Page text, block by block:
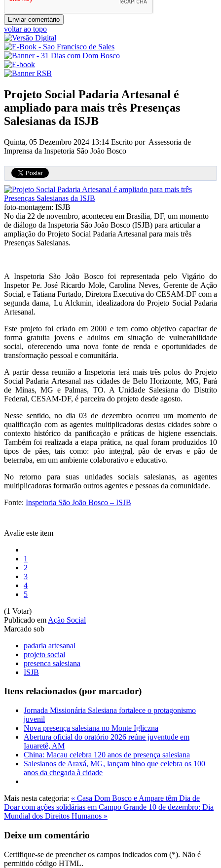
voltar ao topo
Projeto Social Padaria Artesanal é
ampliado para mais três Presenças
Salesianas da ISJB
Quinta, 05 Dezembro 2024 13:14 Escrito por Assessoria de
Imprensa da Inspetoria São João Bosco
foto-montagem: ISJB
No dia 22 de novembro, aconteceu em Brasília, DF, um momento
de diálogo da Inspetoria São João Bosco (ISJB) para articular a
ampliação do Projeto Social Padaria Artesanal para mais três
Presenças Salesianas.
A Inspetoria São João Bosco foi representada pelo Vigário do
Inspetor Pe. José Ricardo Mole, Carolina Neves, Gerente de Ação
Social, e Tatiana Furtado, Diretora Executiva do CESAM-DF com a
segunda dama, Lu Alckmin, idealizadora do Projeto Social Padaria
Artesanal.
Este projeto foi criado em 2000 e tem como objetivo capacitar de
forma gratuita jovens e adultos em situação de vulnerabilidade
social, oferecendo uma nova fonte de renda e oportunidades de
transformação pessoal e comunitária.
A partir dessa reunião a Inspetoria terá mais três polos do Projeto
Social Padaria Artesanal nas cidades de Belo Horizonte, MG, Pará
de Minas, MG e Palmas, TO. A Unidade Salesiana do Distrito
Federal, CESAM-DF, é parceira do projeto desde agosto.
Nesse sentido, no dia 03 de dezembro ocorreu um momento de
qualificação com as agentes multiplicadoras destas cidades sobre o
contexto histórico da panificação e práticas de higiene essenciais.
Também foi realizada a etapa prática, na qual foram produzidos 10
tipos de pães, tais como: pão integral, pão de ervas e pão de
beterraba, em um ambiente colaborativo e educativo.
No retorno para suas unidades sociais salesianas, as agentes
multiplicadoras formarão outros agentes e pessoas da comunidade.
Fonte: Inspetoria São João Bosco – ISJB
Avalie este item
1
2
3
4
5
(1 Votar)
Publicado em Ação Social
Marcado sob
padaria artesanal
projeto social
presenca salesiana
ISJB
Itens relacionados (por marcador)
Jornada Missionária Salesiana fortalece o protagonismo
juvenil
Nova presença salesiana no Monte Igliczna
Abertura oficial do oratório 2026 reúne juventude em
Iauaretê, AM
China: Macau celebra 120 anos de presença salesiana
Salesianos de Araxá, MG, lançam hino que celebra os 100
anos da chegada à cidade
Mais nesta categoria: « Casa Dom Bosco e Ampare têm Dia de
Doar com ações solidárias em Campo Grande 10 de dezembro: Dia
Mundial dos Direitos Humanos »
Deixe um comentário
Certifique-se de preencher os campos indicados com (*). Não é
permitido código HTML.